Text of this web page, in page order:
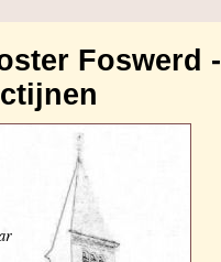
Foswerd -